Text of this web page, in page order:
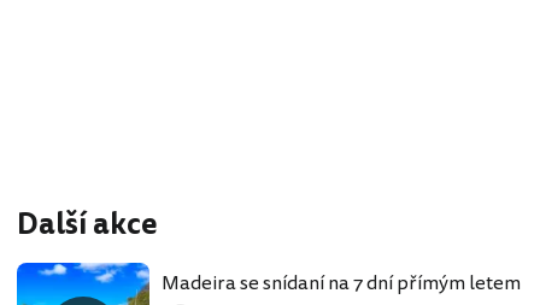
Další akce
Madeira se snídaní na 7 dní přímým letem